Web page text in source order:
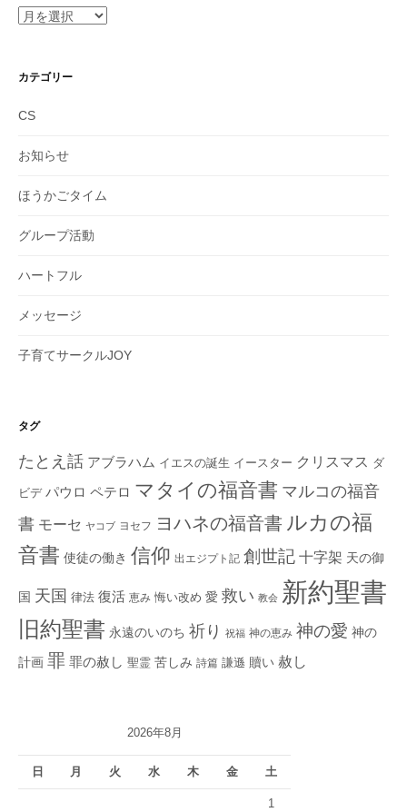
ア
イ
カテゴリー
CS
お知らせ
ほうかごタイム
グループ活動
ハートフル
メッセージ
子育てサークルJOY
タグ
たとえ話 アブラハム イエスの誕生 イースター クリスマス ダ
ビデ パウロ ペテロ マタイの福音書 マルコの福音
書 モーセ ヤコブ ヨセフ ヨハネの福音書 ルカの福
音書 使徒の働き 信仰 出エジプト記 創世記 十字架 天の御
国 天国 律法 復活 恵み 悔い改め 愛 救い 教会 新約聖書
旧約聖書 永遠のいのち 祈り 祝福 神の恵み 神の愛 神の
計画 罪 罪の赦し 聖霊 苦しみ 詩篇 謙遜 贖い 赦し
2026年8月
日 月 火 水 木 金 土
1